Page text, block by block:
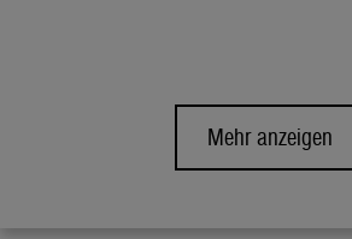
Mehr anzeigen